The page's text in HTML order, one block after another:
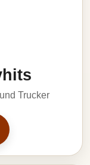
Trucker